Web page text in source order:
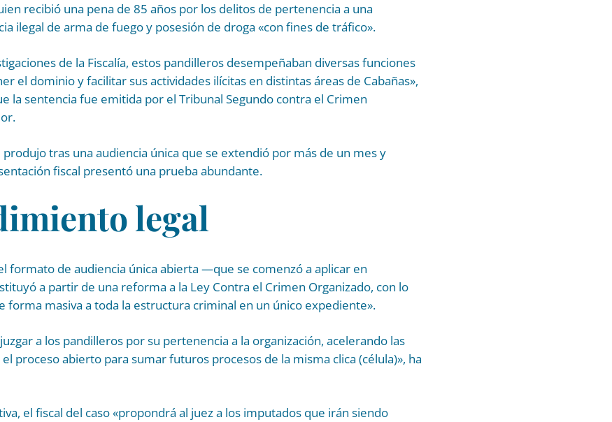
recibió una pena de 85 años por los delitos de pertenencia a una
ilegal de arma de fuego y posesión de droga «con fines de tráfico».
de la Fiscalía, estos pandilleros desempeñaban diversas funciones
el dominio y facilitar sus actividades ilícitas en distintas áreas de Cabañas»,
la sentencia fue emitida por el Tribunal Segundo contra el Crimen
produjo tras una audiencia única que se extendió por más de un mes y
fiscal presentó una prueba abundante.
legal
formato de audiencia única abierta —que se comenzó a aplicar en
a partir de una reforma a la Ley Contra el Crimen Organizado, con lo
forma masiva a toda la estructura criminal en un único expediente».
a los pandilleros por su pertenencia a la organización, acelerando las
proceso abierto para sumar futuros procesos de la misma clica (célula)», ha
el fiscal del caso «propondrá al juez a los imputados que irán siendo